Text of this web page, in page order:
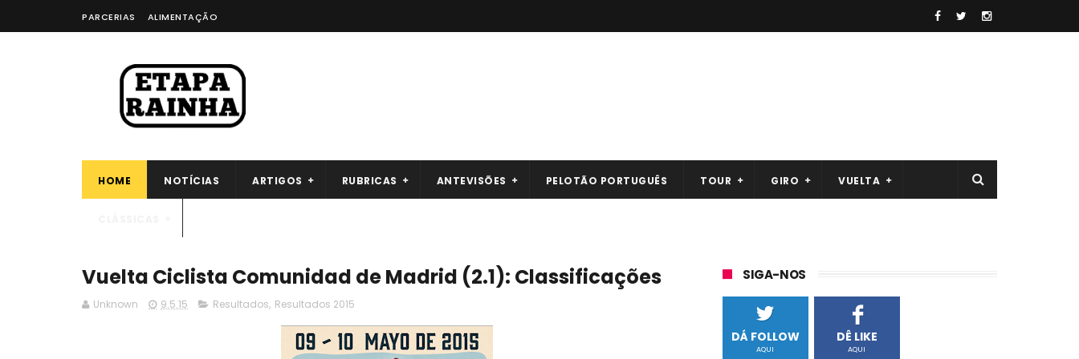
PARCERIAS ALIMENTAÇÃO
HOME NOTÍCIAS ARTIGOS RUBRICAS ANTEVISÕES PELOTÃO PORTUGUÊS TOUR GIRO VUELTA
Vuelta Ciclista Comunidad de Madrid (2.1): Classificações
Unknown 9.5.15 Resultados, Resultados 2015
SIGA-NOS
DÁ FOLLOW
AQUI
DÊ LIKE
AQUI